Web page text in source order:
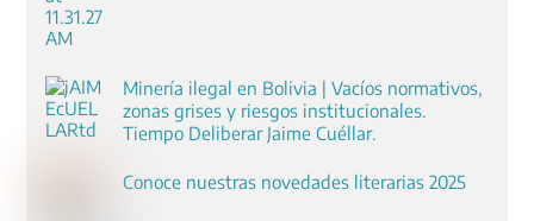
Minería ilegal en Bolivia | Vacíos normativos,
zonas grises y riesgos institucionales.
Tiempo Deliberar Jaime Cuéllar.
Conoce nuestras novedades literarias 2025